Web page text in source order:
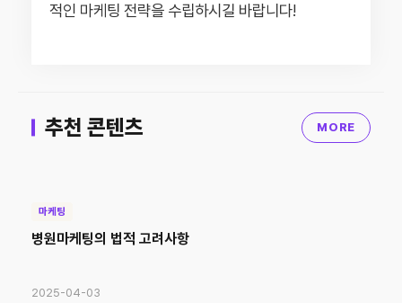
적인 마케팅 전략을 수립하시길 바랍니다!
추천 콘텐츠 MORE
마케팅
병원마케팅의 법적 고려사항
2025-04-03